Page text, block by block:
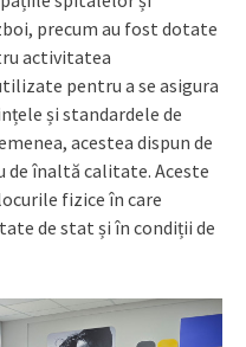
precum au fost dotate
activitatea
pentru a se asigura
și standardele de
acestea dispun de
de înaltă calitate. Aceste
fizice în care
de stat și în condiții de